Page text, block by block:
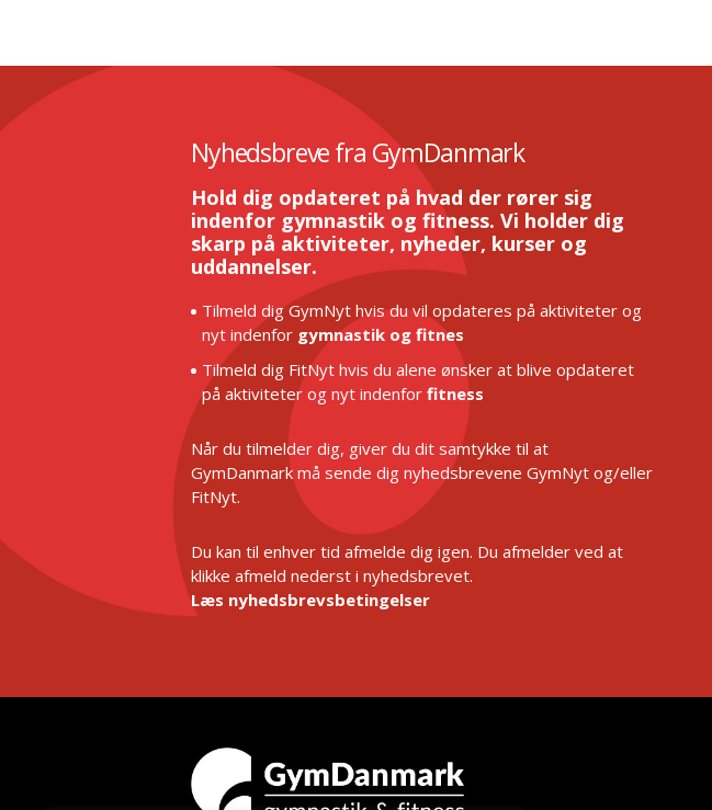
Nyhedsbreve fra GymDanmark
Hold dig opdateret på hvad der rører sig
indenfor gymnastik og fitness. Vi holder dig
skarp på aktiviteter, nyheder, kurser og
uddannelser.
Tilmeld dig GymNyt hvis du vil opdateres på aktiviteter og
nyt indenfor gymnastik og fitnes
Tilmeld dig FitNyt hvis du alene ønsker at blive opdateret
på aktiviteter og nyt indenfor fitness
Når du tilmelder dig, giver du dit samtykke til at
GymDanmark må sende dig nyhedsbrevene GymNyt og/eller
FitNyt.
Du kan til enhver tid afmelde dig igen. Du afmelder ved at
klikke afmeld nederst i nyhedsbrevet.
Læs nyhedsbrevsbetingelser